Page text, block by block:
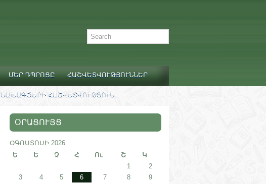
ՄԵՐ ԴՊՐՈՑԸ ՀԱՇՎԵՏՎՈՒԹՅՈՒՆՆԵՐ
ՆԱԽԱԳԾԵՐԻ ՀԱՇՎԵՏՎՈՒԹՅՈՒՆ
ՕՐԱՑՈՒՅՑ
ՕԳՈՍՏՈՍԻ 2026
Ե
Ե Չ Հ Ու Շ Կ
1
2
3
4 5 6 7 8
9